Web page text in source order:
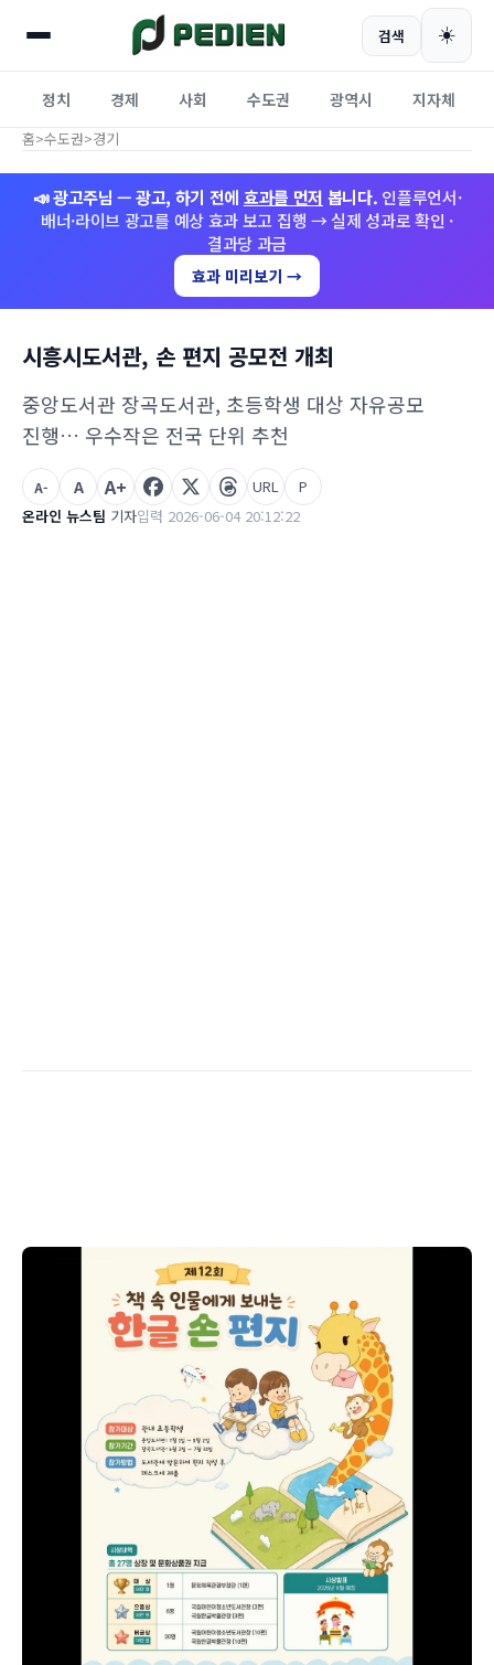
검색 ☀️
정치 경제 사회 수도권 광역시 지자체
홈>수도권>경기
📣 광고주님 — 광고, 하기 전에 효과를 먼저 봅니다. 인플루언서·
배너·라이브 광고를 예상 효과 보고 집행 → 실제 성과로 확인 ·
결과당 과금
효과 미리보기 →
시흥시도서관, 손 편지 공모전 개최
중앙도서관 장곡도서관, 초등학생 대상 자유공모
진행… 우수작은 전국 단위 추천
온라인 뉴스팀 기자입력 2026-06-04 20:12:22
A- A A+ URL P